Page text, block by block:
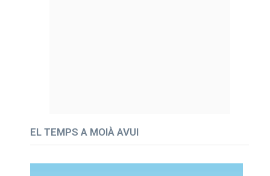
EL TEMPS A MOIÀ AVUI